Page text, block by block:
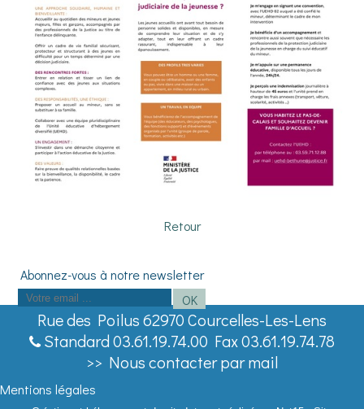
Retour
votre
adresse
email
(obligatoire)
OK
Rue des Poilus 62970 Courcelles-Les-Lens
Standard 03.61.19.74.00 Fax 03.61.19.74.78
>> Nous contacter par mail
Mentions légales